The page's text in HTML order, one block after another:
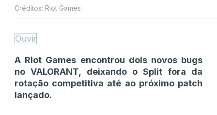
Créditos: Riot Games
Ouvir
A Riot Games encontrou dois novos bugs
no VALORANT, deixando o Split fora da
rotação competitiva até ao próximo patch
lançado.